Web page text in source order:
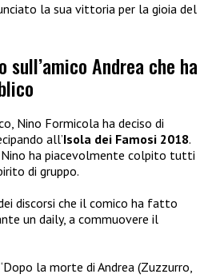
la sua vittoria per la gioia del
sull’amico Andrea che ha
Nino Formicola ha deciso di
all’Isola dei Famosi 2018.
ha piacevolmente colpito tutti
di gruppo.
discorsi che il comico ha fatto
un daily, a commuovere il
la morte di Andrea (Zuzzurro,